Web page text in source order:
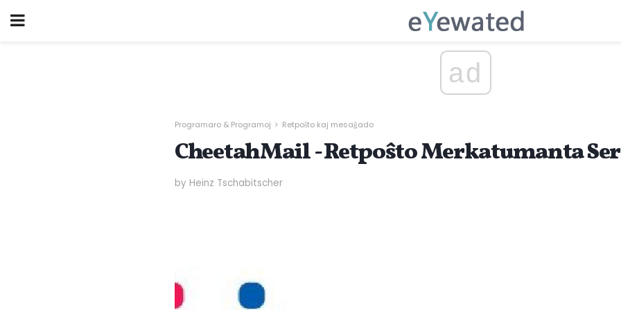
ad
Programaro & Programoj Retpoŝto kaj mesaĝado
CheetahMail - Retpoŝto Merkatumanta
by Heinz Tschabitscher